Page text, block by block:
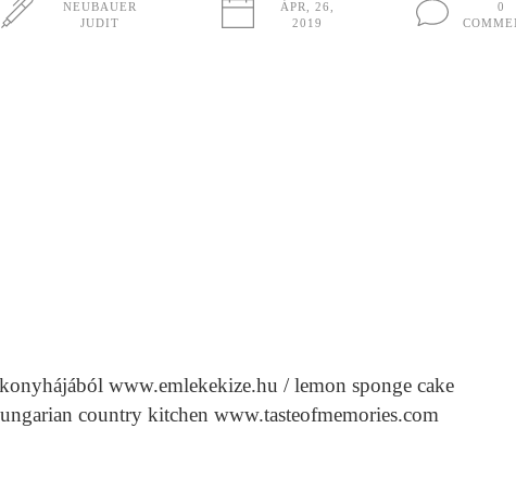
NEUBAUER
JUDIT
ÁPR, 26,
2019
0
www.emlekekize.hu / lemon sponge cake
country kitchen www.tasteofmemories.com